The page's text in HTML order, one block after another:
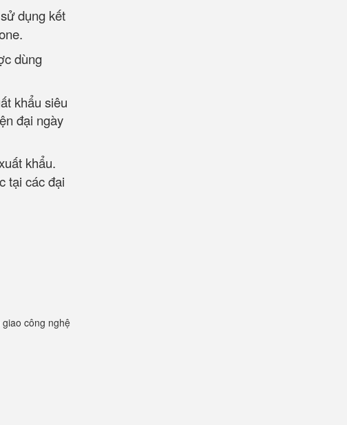
dụng kết
dùng
khẩu siêu
đại ngày
khẩu.
tại các đại
công nghệ